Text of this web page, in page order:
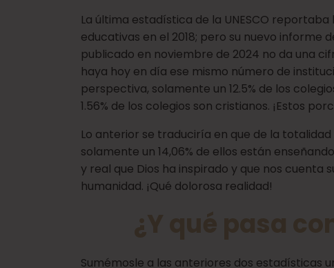
La última estadística de la UNESCO
educativas en el 2018; pero su nuevo informe
publicado en noviembre de 2024 no da una
haya hoy en día ese mismo número de
perspectiva, solamente un 12.5% de los
1.56% de los colegios son cristianos. ¡Estos
Lo anterior se traduciría en que de la
solamente un 14,06% de ellos están
y real que Dios ha inspirado y que nos cuenta
humanidad. ¡Qué dolorosa realidad!
Sumémosle a las anteriores dos estadísticas